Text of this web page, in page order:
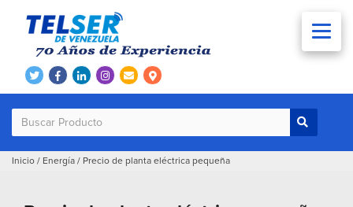
Inicio / Energía / Precio de planta eléctrica pequeña